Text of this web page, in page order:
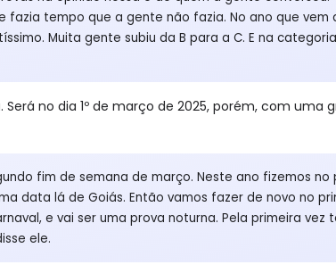
fazia tempo que a gente não fazia. No ano que
Muita gente subiu da B para a C. E na
no dia 1º de março de 2025, porém, com uma
fim de semana de março. Neste ano fizemos
data lá de Goiás. Então vamos fazer de novo no
e vai ser uma prova noturna. Pela primeira
ele.